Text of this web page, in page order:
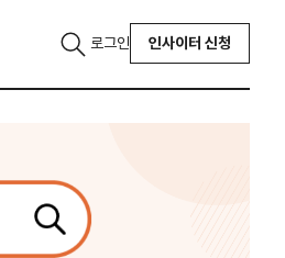
로그인 인사이터 신청